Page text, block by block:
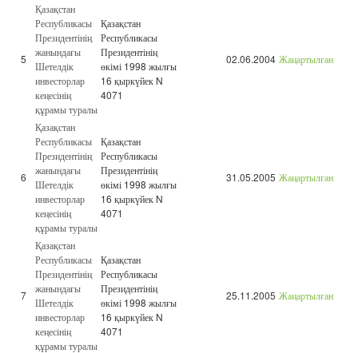
5
Қазақстан
Республикасы
Президентінің
жанындағы
Шетелдік
инвесторлар
кеңесінің
құрамы туралы
Қазақстан
Республикасы
Президентінің
өкімі 1998 жылғы
16 қыркүйек N
4071
02.06.2004 Жаңартылған
6
Қазақстан
Республикасы
Президентінің
жанындағы
Шетелдік
инвесторлар
кеңесінің
құрамы туралы
Қазақстан
Республикасы
Президентінің
өкімі 1998 жылғы
16 қыркүйек N
4071
31.05.2005 Жаңартылған
7
Қазақстан
Республикасы
Президентінің
жанындағы
Шетелдік
инвесторлар
кеңесінің
құрамы туралы
Қазақстан
Республикасы
Президентінің
өкімі 1998 жылғы
16 қыркүйек N
4071
25.11.2005 Жаңартылған